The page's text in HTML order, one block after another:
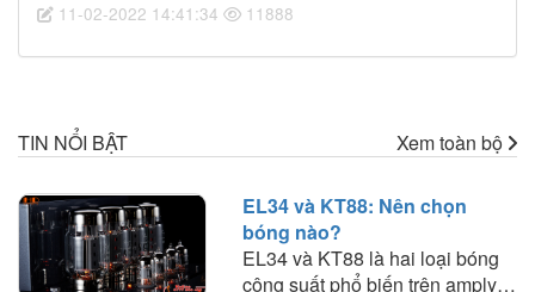
11-02-2022 14:41:34 11888
TIN NỔI BẬT Xem toàn bộ
EL34 và KT88: Nên chọn
bóng nào?
EL34 và KT88 là hai loại bóng
công suất phổ biến trên amply